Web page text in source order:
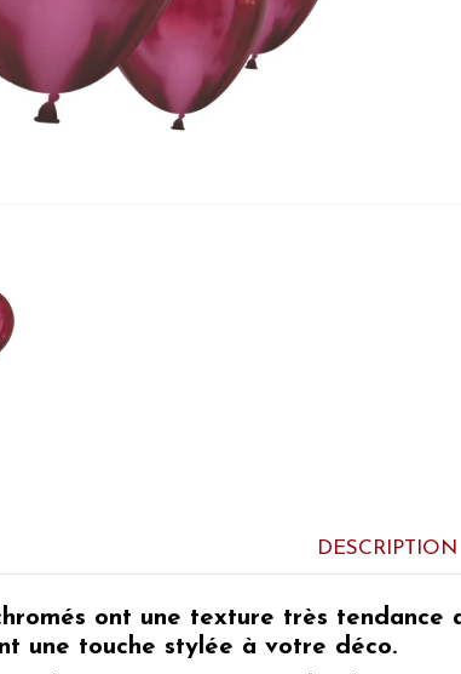
DESCRIPTION
ont une texture très tendance
une touche stylée à votre déco.